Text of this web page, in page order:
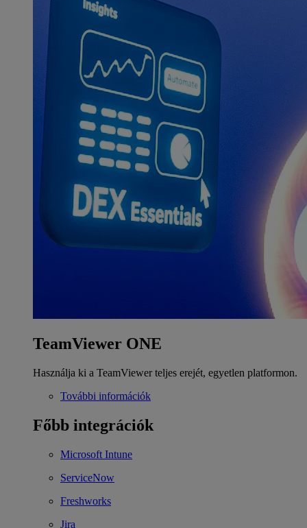
TeamViewer ONE
Használja ki a TeamViewer teljes erejét, egyetlen platformon.
További információk
Főbb integrációk
Microsoft Intune
ServiceNow
Freshworks
Jira